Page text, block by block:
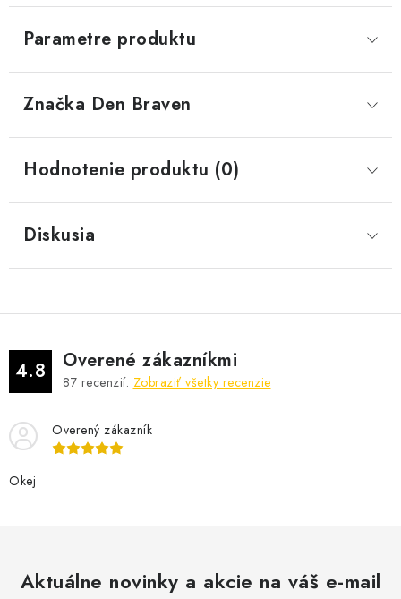
Parametre produktu
Značka Den Braven
Hodnotenie produktu (0)
Diskusia
4.8 Overené zákazníkmi
87 recenzií. Zobraziť všetky recenzie
Overený zákazník
Okej
Aktuálne novinky a akcie na váš e-mail